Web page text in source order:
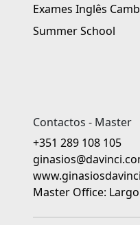
Exames Inglês
Summer School
Contactos - Master
+351 289 108 105
Master Office: